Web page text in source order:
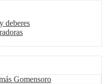
deberes
Gomensoro